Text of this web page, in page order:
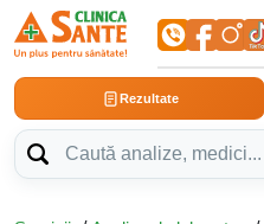
Rezultate